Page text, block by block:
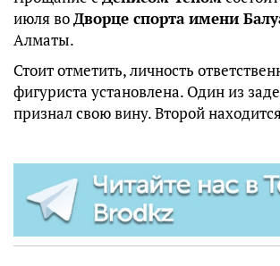
июля воДворце спорта имени
Алматы.
Стоит отметить, личность
фигуриста установлена. Один из
признал свою вину. Второй